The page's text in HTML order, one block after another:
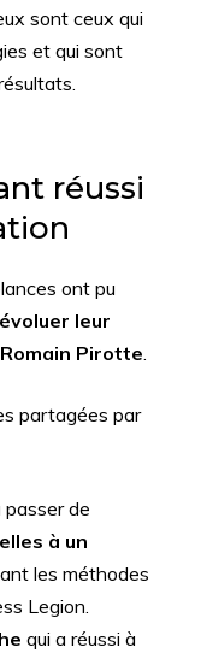
sont ceux qui
et qui sont
réussi
ont pu
leur
Romain Pirotte.
partagées par
passer de
à un
les méthodes
Legion.
qui a réussi à